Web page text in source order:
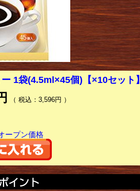
1袋(4.5ml×45個)【×10セット】
（ 税込：3,596円 ）
ープン価格